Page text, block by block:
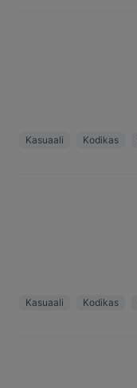
Kasuaali Kodikas
Kasuaali Kodikas